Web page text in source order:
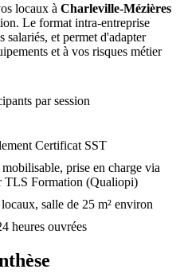
locaux à Charleville-Mézières
Le format intra-entreprise
salariés, et permet d'adapter
et à vos risques métier
par session
Certificat SST
prise en charge via
TLS Formation (Qualiopi)
salle de 25 m² environ
heures ouvrées